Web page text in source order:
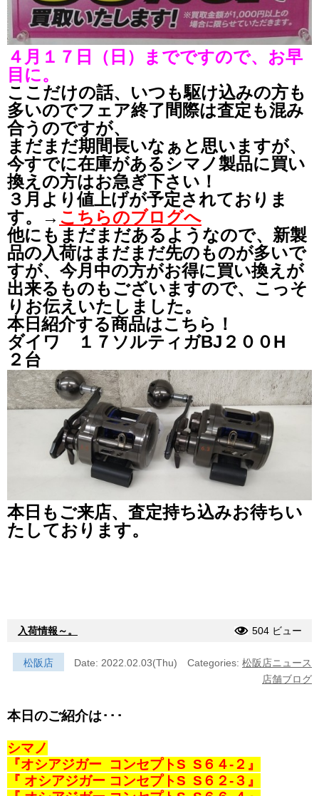
４月１７日（日）までですので、お早
目に。
ここだけの話、いつも駆け込みの方も
多いのでフェア終了間際は査定も混み
合うのですが、
まだまだ期間長いなぁと思いますが、
今すでに在庫があるシマノ製品に買い
換えの方はお急ぎ下さい！
３月より値上げが予定されておりま
す。→ こちらのブログへ
他にもまだまだあるようなので、新製
品の入荷はまだまだ先のものが多いで
すが、今月中の方がお得に買い換えが
出来るものもございますので、こっそ
りお伝えいたしました。
本日紹介する商品はこちら！
ダイワ １７ソルティガBJ２００H
２台
本日もご来店、査定持ち込みお待ちい
たしております。
入荷情報～。 504 ビュー
松阪店 Date: 2022.02.03(Thu) Categories: 松阪店ニュース
店舗ブログ
本日のご紹介は･･･
シマノ
『オシアジガー コンセプトS S６４-２』
『 オシアジガー コンセプトS S６２-３』